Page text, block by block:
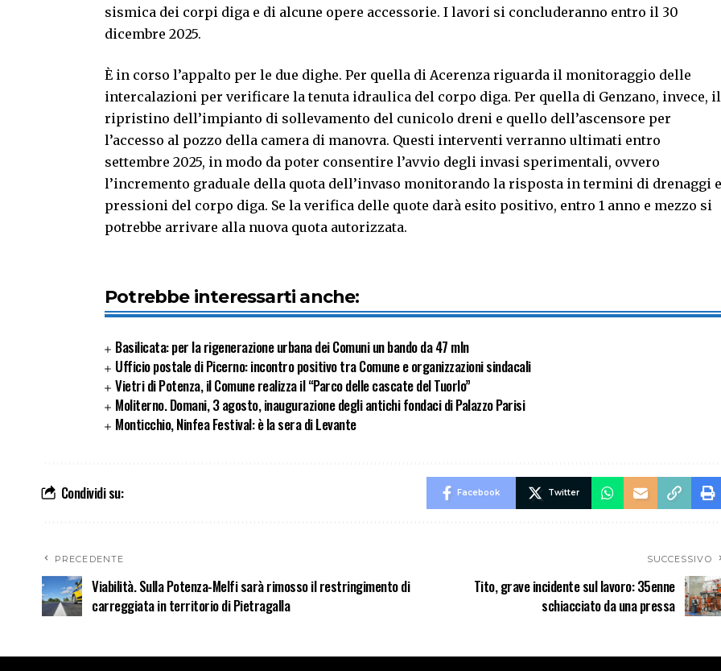
sismica dei corpi diga e di alcune opere accessorie. I lavori si concluderanno entro il 30
dicembre 2025.
È in corso l’appalto per le due dighe. Per quella di Acerenza riguarda il monitoraggio delle
intercalazioni per verificare la tenuta idraulica del corpo diga. Per quella di Genzano, invece, il
ripristino dell’impianto di sollevamento del cunicolo dreni e quello dell’ascensore per
l’accesso al pozzo della camera di manovra. Questi interventi verranno ultimati entro
settembre 2025, in modo da poter consentire l’avvio degli invasi sperimentali, ovvero
l’incremento graduale della quota dell’invaso monitorando la risposta in termini di drenaggi e
pressioni del corpo diga. Se la verifica delle quote darà esito positivo, entro 1 anno e mezzo si
potrebbe arrivare alla nuova quota autorizzata.
Potrebbe interessarti anche:
Basilicata: per la rigenerazione urbana dei Comuni un bando da 47 mln
Ufficio postale di Picerno: incontro positivo tra Comune e organizzazioni sindacali
Vietri di Potenza, il Comune realizza il “Parco delle cascate del Tuorlo”
Moliterno. Domani, 3 agosto, inaugurazione degli antichi fondaci di Palazzo Parisi
Monticchio, Ninfea Festival: è la sera di Levante
Condividi su: Facebook Twitter
PRECEDENTE
Viabilità. Sulla Potenza-Melfi sarà rimosso il restringimento di
carreggiata in territorio di Pietragalla
SUCCESSIVO
Tito, grave incidente sul lavoro: 35enne
schiacciato da una pressa